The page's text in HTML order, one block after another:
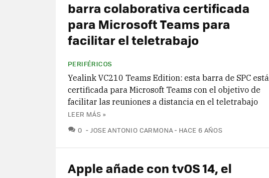
barra colaborativa certificada
para Microsoft Teams para
facilitar el teletrabajo
PERIFÉRICOS
Yealink VC210 Teams Edition: esta barra de SPC está
certificada para Microsoft Teams con el objetivo de
facilitar las reuniones a distancia en el teletrabajo
LEER MÁS »
0 COMENTARIOS
JOSE ANTONIO CARMONA HACE 6 AÑOS
Apple añade con tvOS 14, el